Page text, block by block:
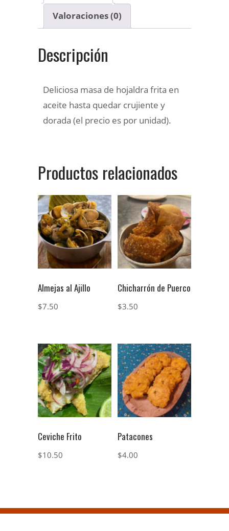
Valoraciones (0)
Descripción
Deliciosa masa de hojaldra frita en
aceite hasta quedar crujiente y
dorada (el precio es por unidad).
Productos relacionados
Almejas al Ajillo
$7.50
Chicharrón de Puerco
$3.50
Ceviche Frito
$10.50
Patacones
$4.00